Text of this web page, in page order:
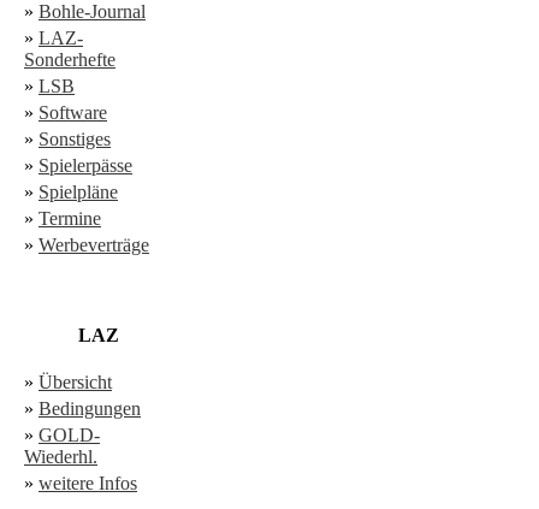
» Bohle-Journal
» LAZ-
Sonderhefte
» LSB
» Software
» Sonstiges
» Spielerpässe
» Spielpläne
» Termine
» Werbeverträge
LAZ
» Übersicht
» Bedingungen
» GOLD-
Wiederhl.
» weitere Infos